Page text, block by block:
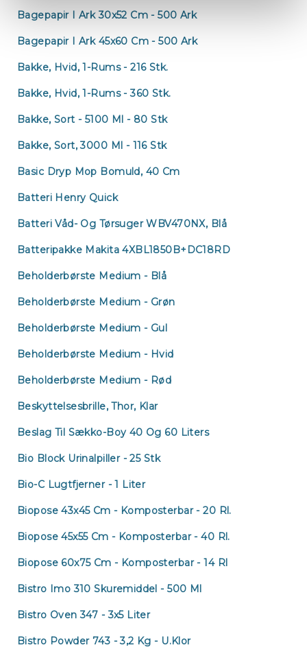
Bagepapir I Ark 30x52 Cm - 500 Ark
Bagepapir I Ark 45x60 Cm - 500 Ark
Bakke, Hvid, 1-Rums - 216 Stk.
Bakke, Hvid, 1-Rums - 360 Stk.
Bakke, Sort - 5100 Ml - 80 Stk
Bakke, Sort, 3000 Ml - 116 Stk
Basic Dryp Mop Bomuld, 40 Cm
Batteri Henry Quick
Batteri Våd- Og Tørsuger WBV470NX, Blå
Batteripakke Makita 4XBL1850B+DC18RD
Beholderbørste Medium - Blå
Beholderbørste Medium - Grøn
Beholderbørste Medium - Gul
Beholderbørste Medium - Hvid
Beholderbørste Medium - Rød
Beskyttelsesbrille, Thor, Klar
Beslag Til Sækko-Boy 40 Og 60 Liters
Bio Block Urinalpiller - 25 Stk
Bio-C Lugtfjerner - 1 Liter
Biopose 43x45 Cm - Komposterbar - 20 Rl.
Biopose 45x55 Cm - Komposterbar - 40 Rl.
Biopose 60x75 Cm - Komposterbar - 14 Rl
Bistro Imo 310 Skuremiddel - 500 Ml
Bistro Oven 347 - 3x5 Liter
Bistro Powder 743 - 3,2 Kg - U.klor